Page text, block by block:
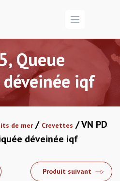
Open menu
Queue
iqf
de mer / Crevettes / VN PD
déveinée iqf
Produit suivant